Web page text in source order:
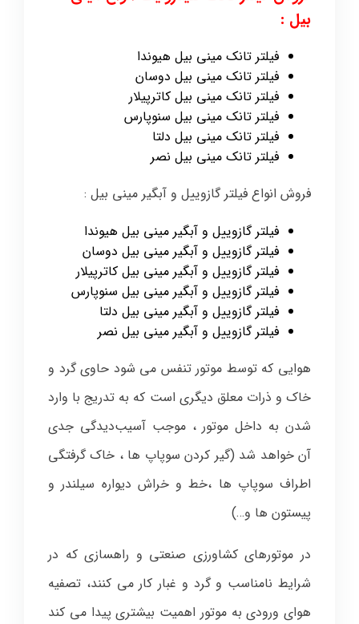
بیل :
فیلتر تانک مینی بیل هیوندا
فیلتر تانک مینی بیل دوسان
فیلتر تانک مینی بیل کاترپیلار
فیلتر تانک مینی بیل سنوپارس
فیلتر تانک مینی بیل دلتا
فیلتر تانک مینی بیل نصر
فروش انواع فیلتر گازوییل و آبگیر مینی بیل :
فیلتر گازوییل و آبگیر مینی بیل هیوندا
فیلتر گازوییل و آبگیر مینی بیل دوسان
فیلتر گازوییل و آبگیر مینی بیل کاترپیلار
فیلتر گازوییل و آبگیر مینی بیل سنوپارس
فیلتر گازوییل و آبگیر مینی بیل دلتا
فیلتر گازوییل و آبگیر مینی بیل نصر
هوایی که توسط موتور تنفس می شود حاوی گرد و
خاک و ذرات معلق دیگری است که به تدریج با وارد
شدن به داخل موتور ، موجب آسیب‌دیدگی جدی
آن خواهد شد (گیر کردن سوپاپ ها ، خاک گرفتگی
اطراف سوپاپ ها ،خط و خراش دیواره سیلندر و
پیستون ها و…)
در موتورهای کشاورزی صنعتی و راهسازی که در
شرایط نامناسب و گرد و غبار کار می کنند، تصفیه
هوای ورودی به موتور اهمیت بیشتری پیدا می کند